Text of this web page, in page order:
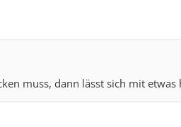
muss, dann lässt sich mit etwas